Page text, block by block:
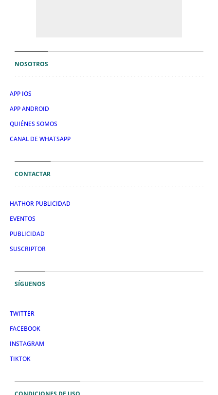
NOSOTROS
APP IOS
APP ANDROID
QUIÉNES SOMOS
CANAL DE WHATSAPP
CONTACTAR
HATHOR PUBLICIDAD
EVENTOS
PUBLICIDAD
SUSCRIPTOR
SÍGUENOS
TWITTER
FACEBOOK
INSTAGRAM
TIKTOK